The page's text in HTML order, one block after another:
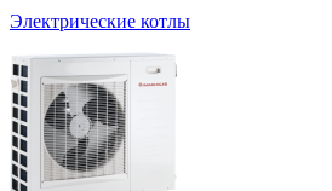
Электрические котлы